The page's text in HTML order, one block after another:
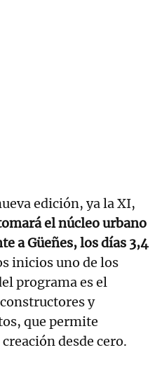
edición, ya la XI,
el núcleo urbano
a Güeñes, los días 3,4
inicios uno de los
programa es el
y
que permite
desde cero.